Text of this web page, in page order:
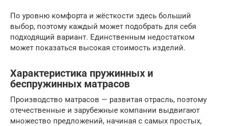
По уровню комфорта и жёсткости здесь больший
выбор, поэтому каждый может подобрать для себя
подходящий вариант. Единственным недостатком
может показаться высокая стоимость изделий.
Характеристика пружинных и
беспружинных матрасов
Производство матрасов — развитая отрасль, поэтому
отечественные и зарубежные компании выдвигают
множество предложений, начиная с самых простых,